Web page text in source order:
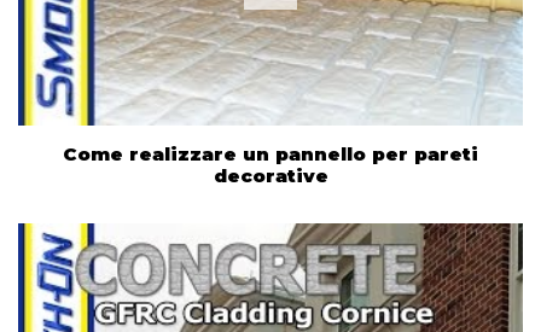
Come realizzare un pannello per pareti
decorative